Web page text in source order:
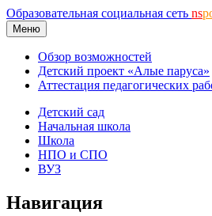
Образовательная социальная сеть ns
Меню
Обзор возможностей
Детский проект «Алые паруса»
Аттестация педагогических
Детский сад
Начальная школа
Школа
НПО и СПО
ВУЗ
Навигация